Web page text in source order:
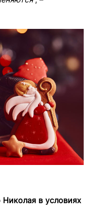
Николая в условиях